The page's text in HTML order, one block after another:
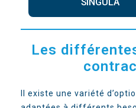
Les
Il existe une variété